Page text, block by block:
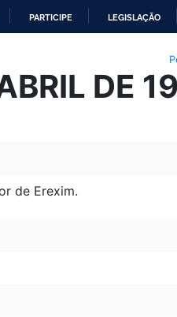
PARTICIPE LEGISLAÇÃO
DE
de Erexim.